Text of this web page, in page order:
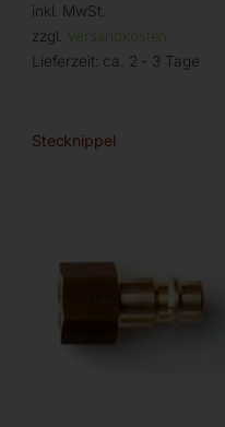
inkl. MwSt.
zzgl. Versandkosten
Lieferzeit: ca. 2 - 3 Tage
Stecknippel